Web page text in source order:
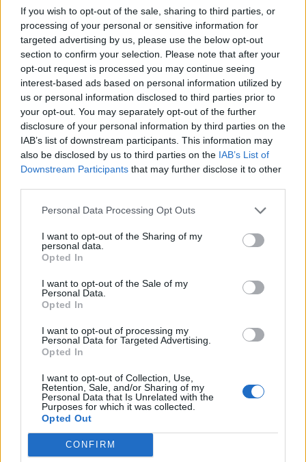
If you wish to opt-out of the sale, sharing to third parties, or
processing of your personal or sensitive information for
targeted advertising by us, please use the below opt-out
section to confirm your selection. Please note that after your
opt-out request is processed you may continue seeing
interest-based ads based on personal information utilized by
us or personal information disclosed to third parties prior to
your opt-out. You may separately opt-out of the further
disclosure of your personal information by third parties on the
IAB’s list of downstream participants. This information may
also be disclosed by us to third parties on the IAB’s List of
Downstream Participants that may further disclose it to other
Personal Data Processing Opt Outs
I want to opt-out of the Sharing of my
personal data.
Opted In
I want to opt-out of the Sale of my
Personal Data.
Opted In
I want to opt-out of processing my
Personal Data for Targeted Advertising.
Opted In
I want to opt-out of Collection, Use,
Retention, Sale, and/or Sharing of my
Personal Data that Is Unrelated with the
Purposes for which it was collected.
Opted Out
CONFIRM
πτήση
11/04/2017 - 03:00
ΡΟΗ ΕΙΔΗΣΕΩΝ
Στρατηγική επένδυση του EFA GROUP στη Fractal
για την ανάπτυξη προηγμένων αμυντικών
τεχνολογιών
07/08/2026 - 16:11 ΕΠΙΧΕΙΡΗΣΕΙΣ
Συνάλλαγμα: Το ευρώ ενισχύεται 0,08%, στα
07/08/2026 - 15:45 ΟΙΚΟΝΟΜΙΑ
Χρηματιστήριο: Στις 2.623,19 μονάδες ο Γενικός
Δείκτης Τιμών, με άνοδο 0,57%
07/08/2026 - 15:21 ΟΙΚΟΝΟΜΙΑ